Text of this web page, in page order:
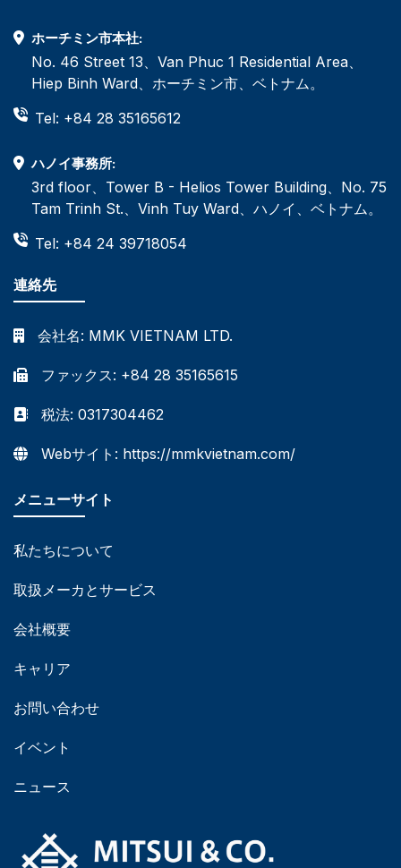
ホーチミン市本社:
No. 46 Street 13、Van Phuc 1 Residential Area、
Hiep Binh Ward、ホーチミン市、ベトナム。
Tel: +84 28 35165612
ハノイ事務所:
3rd floor、Tower B - Helios Tower Building、No. 75
Tam Trinh St.、Vinh Tuy Ward、ハノイ、ベトナム。
Tel: +84 24 39718054
連絡先
会社名: MMK VIETNAM LTD.
ファックス: +84 28 35165615
税法: 0317304462
Webサイト: https://mmkvietnam.com/
メニューサイト
私たちについて
取扱メーカとサービス
会社概要
キャリア
お問い合わせ
イベント
ニュース